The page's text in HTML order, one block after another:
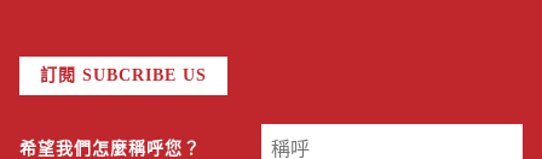
訂閱 SUBCRIBE US
希望我們怎麼稱呼您？